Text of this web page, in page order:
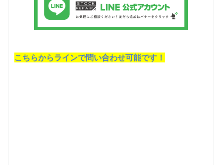
こちらからラインで問い合わせ可能です！